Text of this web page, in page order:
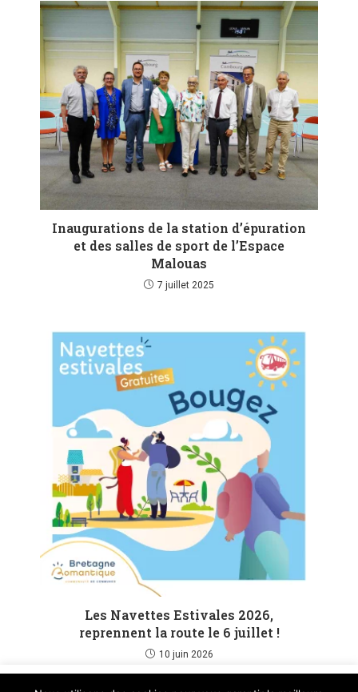
Inaugurations de la station d’épuration
et des salles de sport de l’Espace
Malouas
7 juillet 2025
Les Navettes Estivales 2026,
reprennent la route le 6 juillet !
10 juin 2026